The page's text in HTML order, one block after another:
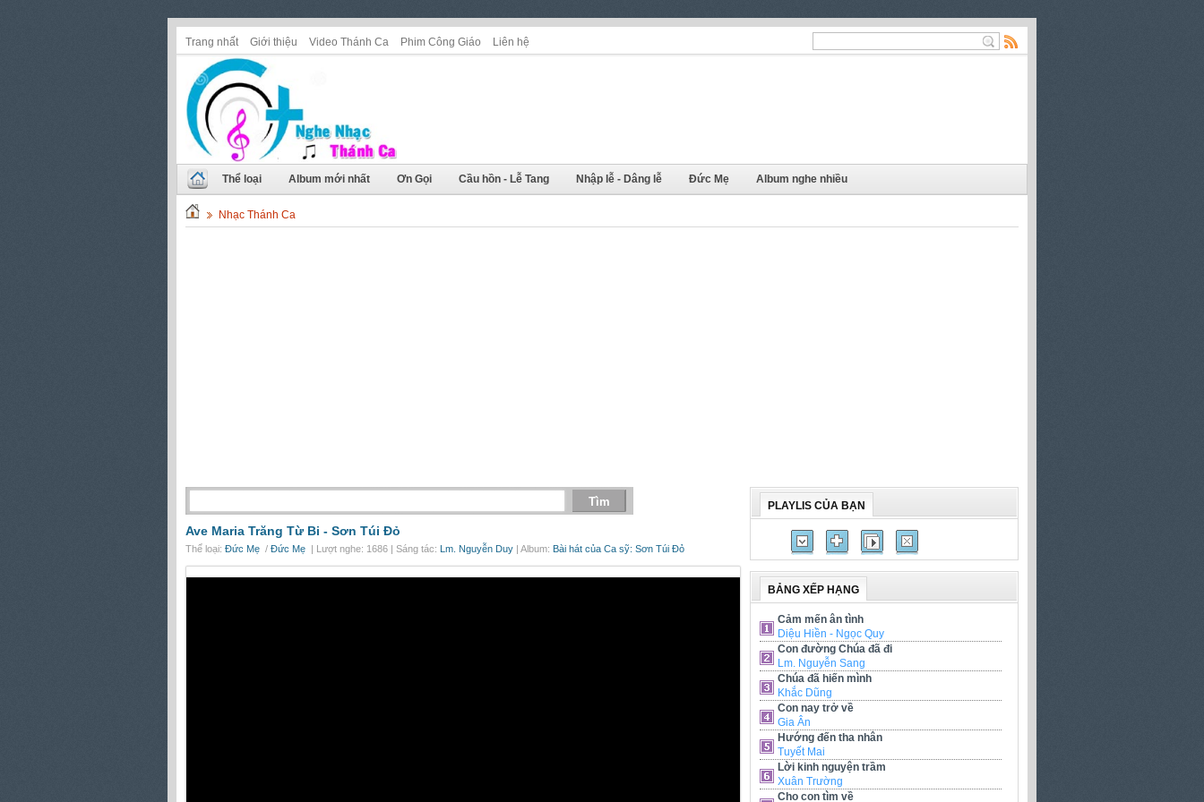
Trang nhất Giới thiệu Video Thánh Ca Phim Công Giáo Liên hệ
Thể loại Album mới nhất Ơn Gọi Cầu hồn - Lễ Tang Nhập lễ - Dâng lễ Đức Mẹ Album nghe nhiều
Nhạc Thánh Ca
Ave Maria Trăng Từ Bi - Sơn Túi Đỏ
Thể loại: Đức Mẹ / Đức Mẹ | Lượt nghe: 1686 | Sáng tác: Lm. Nguyễn Duy | Album: Bài hát của Ca sỹ: Sơn Túi Đỏ
PLAYLIS CỦA BẠN
BẢNG XẾP HẠNG
Cảm mến ân tình
Diệu Hiền - Ngọc Quy
Con đường Chúa đã đi
Lm. Nguyễn Sang
Chúa đã hiến mình
Khắc Dũng
Con nay trở về
Gia Ân
Hướng đến tha nhân
Tuyết Mai
Lời kinh nguyện trầm
Xuân Trường
Cho con tìm về